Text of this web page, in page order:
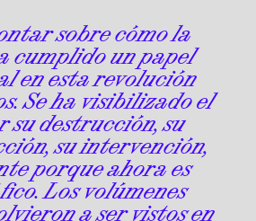
sobre cómo la
cumplido un papel
en esta revolución
Se ha visibilizado el
su destrucción, su
su intervención,
porque ahora es
Los volúmenes
a ser vistos en